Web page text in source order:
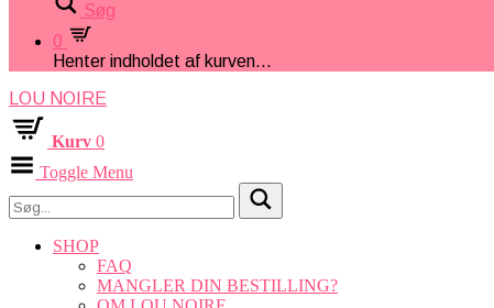
Søg
0
Henter indholdet af kurven...
LOU NOIRE
Kurv 0
Toggle Menu
SHOP
FAQ
MANGLER DIN BESTILLING?